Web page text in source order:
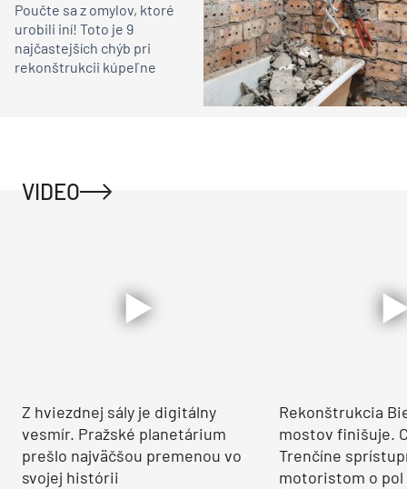
Poučte sa z omylov, ktoré
urobili iní! Toto je 9
najčastejších chýb pri
rekonštrukcii kúpeľne
VIDEO
Z hviezdnej sály je digitálny
vesmír. Pražské planetárium
prešlo najväčšou premenou vo
svojej histórii
Rekonštrukcia
mostov finišuje.
Trenčíne
motoristom o pol